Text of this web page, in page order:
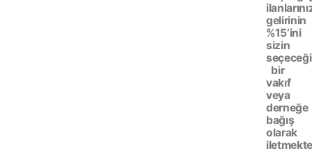
gelirinin
%15’ini
sizin
bir
vakıf
veya
derneğe
bağış
olarak